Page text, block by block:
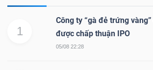
1
Công ty “gà đẻ trứng
được chấp thuận IPO
05/08 22:28